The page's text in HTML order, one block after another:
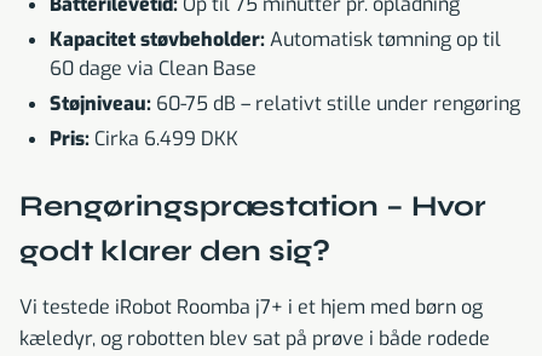
Kapacitet støvbeholder:Automatisk tømning op til
60 dage via Clean Base
Støjniveau: 60-75 dB – relativt stille under rengøring
Pris: Cirka 6.499 DKK
Rengøringspræstation – Hvor
godt klarer den sig?
Vi testede iRobot Roomba j7+ i et hjem med børn og
kæledyr, og robotten blev sat på prøve i både rodede